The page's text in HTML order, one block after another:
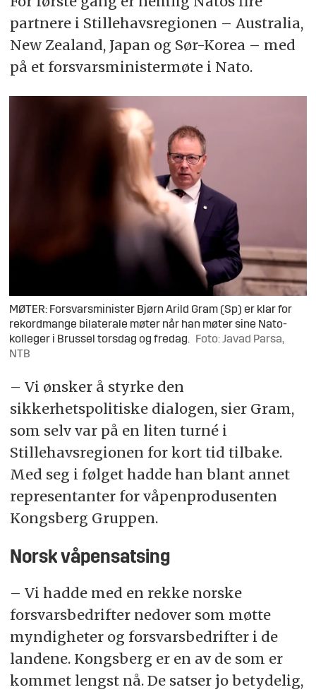
partnere i Stillehavsregionen – Australia,
New Zealand, Japan og Sør-Korea – med
på et forsvarsministermøte i Nato.
MØTER: Forsvarsminister Bjørn Arild Gram (Sp) er klar for
rekordmange bilaterale møter når han møter sine Nato-
kolleger i Brussel torsdag og fredag.
Foto: Javad Parsa,
NTB
– Vi ønsker å styrke den
sikkerhetspolitiske dialogen, sier Gram,
som selv var på en liten turné i
Stillehavsregionen for kort tid tilbake.
Med seg i følget hadde han blant annet
representanter for våpenprodusenten
Kongsberg Gruppen.
Norsk våpensatsing
– Vi hadde med en rekke norske
forsvarsbedrifter nedover som møtte
myndigheter og forsvarsbedrifter i de
landene. Kongsberg er en av de som er
kommet lengst nå. De satser jo betydelig,